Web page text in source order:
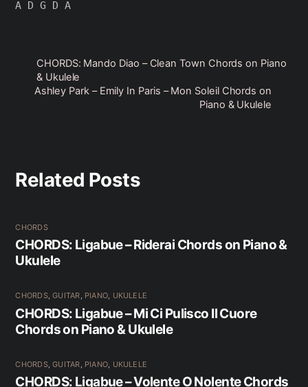
CHORDS: Mando Diao – Clean Town Chords on Piano
& Ukulele
Ashley Park – Emily In Paris – Mon Soleil Chords on
Piano & Ukulele
Related Posts
CHORDS
CHORDS: Ligabue – Riderai Chords on Piano &
Ukulele
CHORDS,GUITAR, PIANO, UKULELE
CHORDS: Ligabue – Mi Ci Pulisco Il Cuore
Chords on Piano & Ukulele
CHORDS,GUITAR PIANO UKULELE
CHORDS: Ligabue – Volente O Nolente Chords